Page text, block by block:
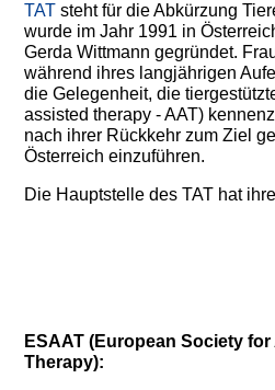
TAT steht für die Abkürzung
wurde im Jahr 1991 in
Gerda Wittmann gegründet.
während ihres langjährigen
die Gelegenheit, die
assisted therapy - AAT)
nach ihrer Rückkehr zum Ziel
Österreich einzuführen.
Die Hauptstelle des TAT hat
ESAAT (European Society
Therapy):